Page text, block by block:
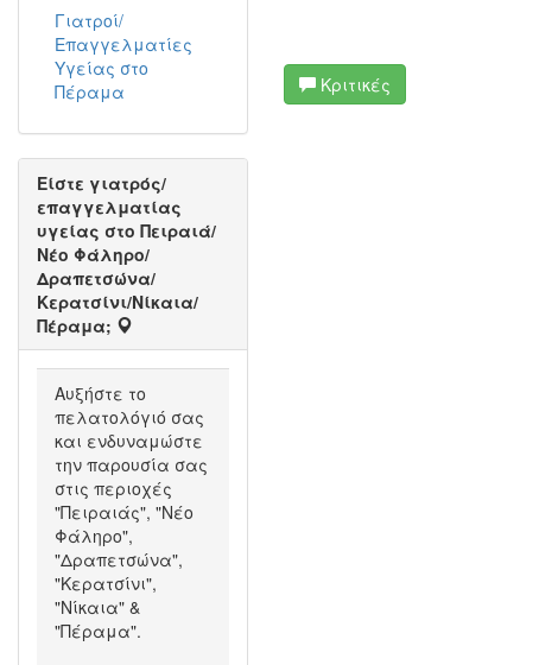
Κριτικές
Γιατροί/
Επαγγελματίες
Υγείας στο
Πέραμα
Είστε γιατρός/
επαγγελματίας
υγείας στο Πειραιά/
Νέο Φάληρο/
Δραπετσώνα/
Κερατσίνι/Νίκαια/
Πέραμα;
Αυξήστε το
πελατολόγιό σας
και ενδυναμώστε
την παρουσία σας
στις περιοχές
"Πειραιάς", "Νέο
Φάληρο",
"Δραπετσώνα",
"Κερατσίνι",
"Νίκαια" &
"Πέραμα".